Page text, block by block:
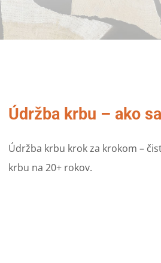
Údržba krbu – ako
Údržba krbu krok za krokom –
krbu na 20+ rokov.